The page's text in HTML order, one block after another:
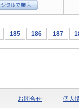
185 186 187
お問合せ 個人